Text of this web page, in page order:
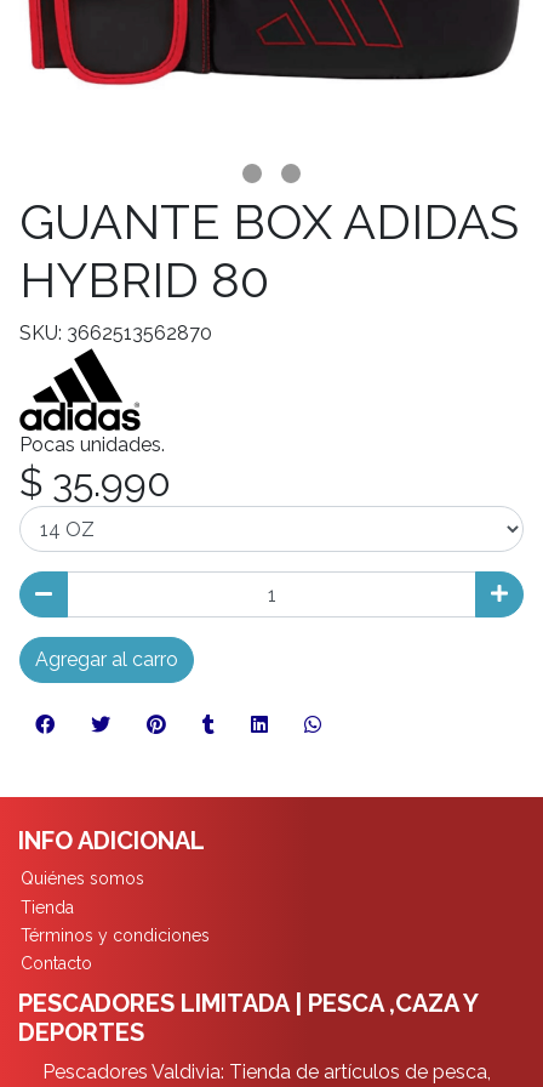
GUANTE BOX ADIDAS
HYBRID 80
SKU: 3662513562870
Pocas unidades.
$ 35.990
Agregar al carro
INFO ADICIONAL
Quiénes somos
Tienda
Términos y condiciones
Contacto
PESCADORES LIMITADA | PESCA ,CAZA Y
DEPORTES
Pescadores Valdivia: Tienda de artículos de pesca,